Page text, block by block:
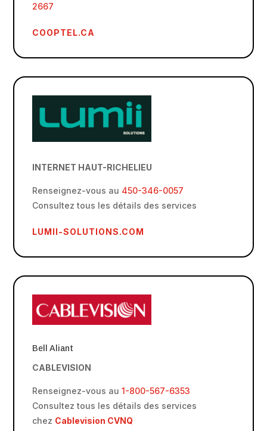
2667
COOPTEL.CA
INTERNET HAUT-RICHELIEU
Renseignez-vous au 450-346-0057
Consultez tous les détails des services
LUMII-SOLUTIONS.COM
Bell Aliant
CABLEVISION
Renseignez-vous au 1-800-567-6353
Consultez tous les détails des services
chez Cablevision CVNQ